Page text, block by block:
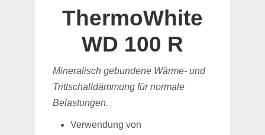
ThermoWhite
WD 100 R
Mineralisch gebundene Wärme- und
Trittschalldämmung für normale
Belastungen.
Verwendung von